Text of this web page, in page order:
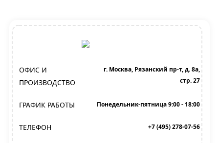
ОФИС И
ПРОИЗВОДСТВО
г. Москва, Рязанский пр-т, д. 8а,
стр. 27
ГРАФИК РАБОТЫ Понедельник-пятница 9:00 - 18:00
ТЕЛЕФОН +7 (495) 278-07-56